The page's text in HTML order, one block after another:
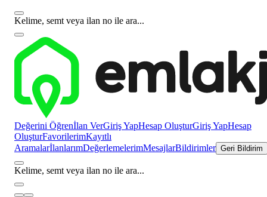
Kelime, semt veya ilan no ile ara...
Değerini Öğrenİlan VerGiriş YapHesap OluşturGiriş YapHesap
OluşturFavorilerimKayıtlı
AramalarİlanlarımDeğerlemelerimMesajlarBildirimler Geri Bildirim
Kelime, semt veya ilan no ile ara...